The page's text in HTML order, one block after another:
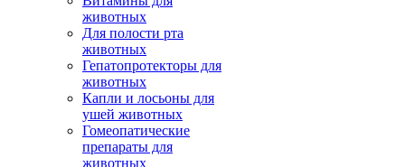
животных
Для полости рта
животных
Гепатопротекторы для
животных
Капли и лосьоны для
ушей животных
Гомеопатические
препараты для
животных